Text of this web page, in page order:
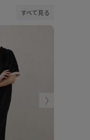
すべて見る